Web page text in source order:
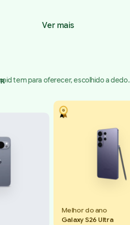
Ver mais
tem para oferecer, escolhido a dedo.
Melhor do ano
Galaxy S26 Ultra